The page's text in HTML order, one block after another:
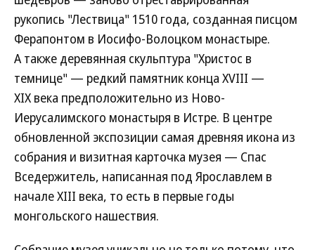
рукопись "Лествица" 1510 года, созданная писцом
Ферапонтом в Иосифо-Волоцком монастыре.
А также деревянная скульптура "Христос в
темнице" — редкий памятник конца XVIII —
XIX века предположительно из Ново-
Иерусалимского монастыря в Истре. В центре
обновленной экспозиции самая древняя икона из
собрания и визитная карточка музея — Спас
Вседержитель, написанная под Ярославлем в
начале XIII века, то есть в первые годы
монгольского нашествия.